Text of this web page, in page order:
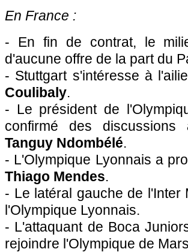
En France :
- En fin de contrat, le
d'aucune offre de la part du
- Stuttgart s'intéresse à
Coulibaly.
- Le président de
confirmé des
Tanguy Ndombélé.
- L'Olympique Lyonnais a
Thiago Mendes.
- Le latéral gauche de l'Inter
l'Olympique Lyonnais.
- L'attaquant de Boca
rejoindre l'Olympique de